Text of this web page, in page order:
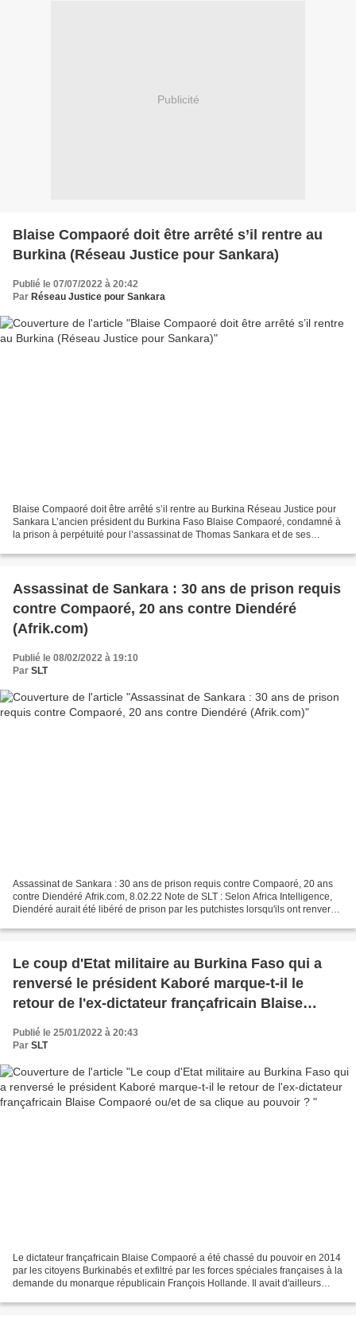
Publicité
Blaise Compaoré doit être arrêté s’il rentre au
Burkina (Réseau Justice pour Sankara)
Publié le 07/07/2022 à 20:42
Par Réseau Justice pour Sankara
Blaise Compaoré doit être arrêté s’il rentre au Burkina Réseau Justice pour
Sankara L’ancien président du Burkina Faso Blaise Compaoré, condamné à
la prison à perpétuité pour l’assassinat de Thomas Sankara et de ses
Assassinat de Sankara : 30 ans de prison requis
contre Compaoré, 20 ans contre Diendéré
(Afrik.com)
Publié le 08/02/2022 à 19:10
Par SLT
Assassinat de Sankara : 30 ans de prison requis contre Compaoré, 20 ans
contre Diendéré Afrik.com, 8.02.22 Note de SLT : Selon Africa Intelligence,
Diendéré aurait été libéré de prison par les putchistes lorsqu'ils ont renversé
Le coup d'Etat militaire au Burkina Faso qui a
renversé le président Kaboré marque-t-il le
retour de l'ex-dictateur françafricain Blaise
Publié le 25/01/2022 à 20:43
Par SLT
Le dictateur françafricain Blaise Compaoré a été chassé du pouvoir en 2014
par les citoyens Burkinabés et exfiltré par les forces spéciales françaises à la
demande du monarque républicain François Hollande. Il avait d'ailleurs